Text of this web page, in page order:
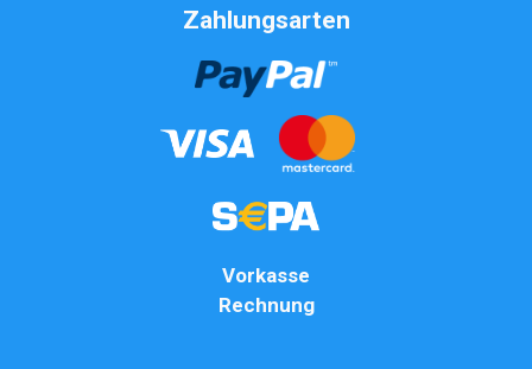
Zahlungsarten
Vorkasse
Rechnung